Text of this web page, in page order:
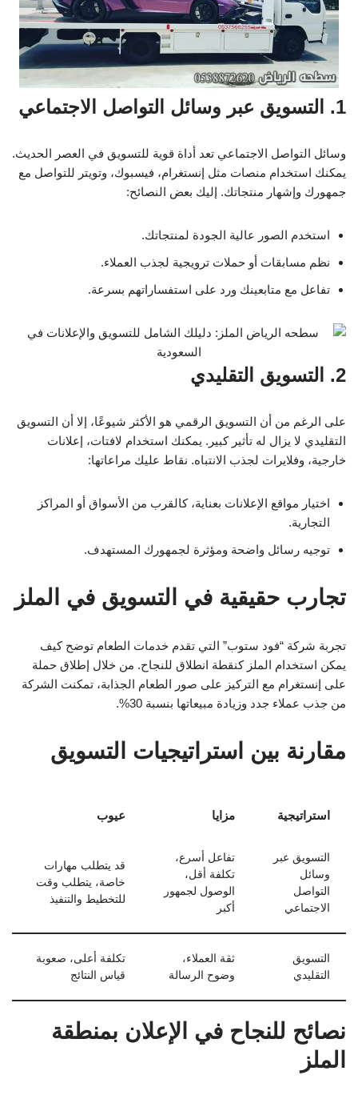
1. التسويق عبر وسائل التواصل الاجتماعي
وسائل التواصل الاجتماعي تعد أداة قوية للتسويق في العصر الحديث.
يمكنك استخدام منصات مثل إنستغرام، فيسبوك، وتويتر للتواصل مع
جمهورك وإشهار منتجاتك. إليك بعض النصائح:
استخدم الصور عالية الجودة لمنتجاتك.
نظم مسابقات أو حملات ترويجية لجذب العملاء.
تفاعل مع متابعينك ورد على استفساراتهم بسرعة.
2. التسويق التقليدي
على الرغم من أن التسويق الرقمي هو الأكثر شيوعًا، إلا أن التسويق
التقليدي لا يزال له تأثير كبير. يمكنك استخدام لافتات، إعلانات
خارجية، وفلايرات لجذب الانتباه. نقاط عليك مراعاتها:
اختيار مواقع الإعلانات بعناية، كالقرب من الأسواق أو المراكز
التجارية.
توجيه رسائل واضحة ومؤثرة لجمهورك المستهدف.
تجارب حقيقية في التسويق في الملز
تجربة شركة “فود ستوب” التي تقدم خدمات الطعام توضح كيف
يمكن استخدام الملز كنقطة انطلاق للنجاح. من خلال إطلاق حملة
على إنستغرام مع التركيز على صور الطعام الجذابة، تمكنت الشركة
من جذب عملاء جدد وزيادة مبيعاتها بنسبة 30%.
مقارنة بين استراتيجيات التسويق
استراتيجية مزايا عيوب
التسويق عبر
وسائل
التواصل
الاجتماعي
تفاعل أسرع،
تكلفة أقل،
الوصول لجمهور
أكبر
قد يتطلب مهارات
خاصة، يتطلب وقت
للتخطيط والتنفيذ
التسويق
التقليدي
ثقة العملاء،
وضوح الرسالة
تكلفة أعلى، صعوبة
قياس النتائج
نصائح للنجاح في الإعلان بمنطقة
الملز